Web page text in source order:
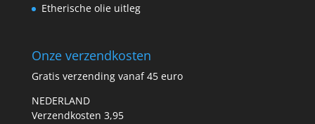
Etherische olie uitleg
Onze verzendkosten
Gratis verzending vanaf 45 euro
NEDERLAND
Verzendkosten 3,95